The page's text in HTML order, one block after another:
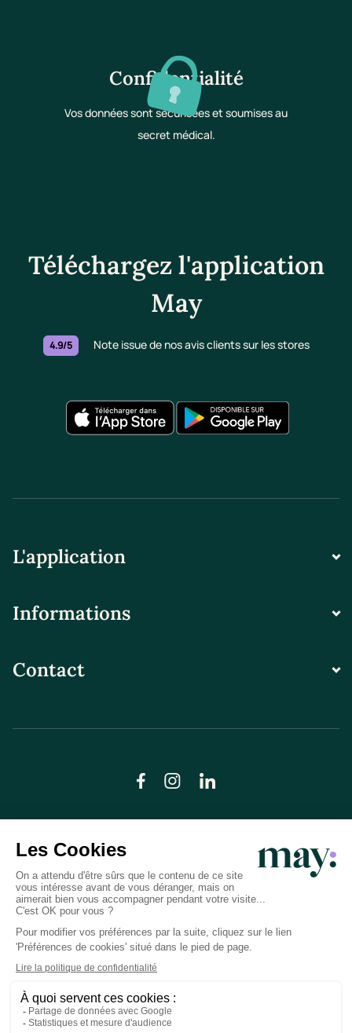
Confidentialité
Vos données sont sécurisées et soumises au
secret médical.
Téléchargez l'application
May
4.9/5 Note issue de nos avis clients sur les stores
L'application
Informations
Contact
© LN CARE 2026
Politique de confidentialité
Conditions générales d’utilisation
Plan du site
Crédits photos